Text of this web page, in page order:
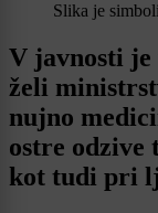
Slika je
V javnosti je
želi
nujno
ostre odzive
kot tudi pri